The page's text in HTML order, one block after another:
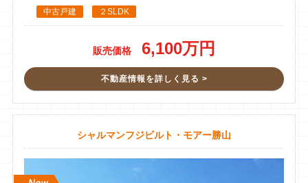
が中々成約せず気持ちが萎えていたところに、イーアス不動産
の方からアポがあり、1月から福川さんに専任でお願いをし見
出来ました。熱心に取り組んで頂き本当に感謝しています。ス
タッフ、社長さんもとても対応が良くて大満足です。ありがと
うございました
中古戸建 ２SLDK
販売価格 6,100万円
不動産情報を詳しく見る >
シャルマンフジビルト・モアー勝山